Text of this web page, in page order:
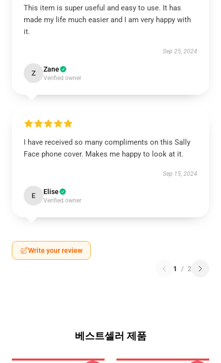
This item is super useful and easy to use. It has
made my life much easier and I am very happy with
it.
Sep 25, 2024
Z Zane
Verified owner
I have received so many compliments on this Sally
Face phone cover. Makes me happy to look at it.
Sep 15, 2024
E Elise
Verified owner
Write your review
1 / 2
베스트셀러 제품